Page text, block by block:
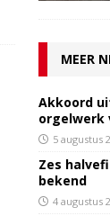
MEER
Akkoord
orgelwerk
5 augustus
Zes
bekend
4 augustus